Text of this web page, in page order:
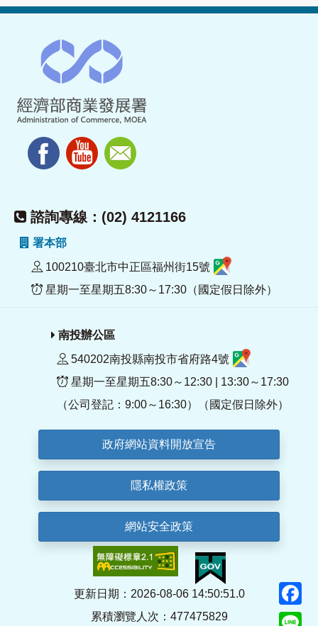
諮詢專線：(02) 4121166
署本部
100210臺北市中正區福州街15號
星期一至星期五8:30～17:30（國定假日除外）
南投辦公區
540202南投縣南投市省府路4號
星期一至星期五8:30～12:30 | 13:30～17:30
（公司登記：9:00～16:30）（國定假日除外）
政府網站資料開放宣告
隱私權政策
網站安全政策
更新日期：2026-08-06 14:50:51.0
累積瀏覽人次：477475829